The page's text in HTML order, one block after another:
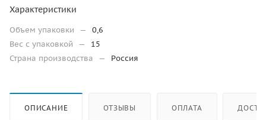
Характеристики
Объем упаковки —
0,6
Вес с упаковкой
—
15
Страна производства
— Россия
ОПИСАНИЕ ОТЗЫВЫ ОПЛАТА